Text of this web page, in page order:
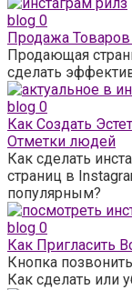
blog 0
Продажа Товаров
Продающая
сделать
blog 0
Как Создать
Отметки людей
Как сделать
страниц в
популярным?
blog 0
Как Пригласить
Кнопка
Как сделать или